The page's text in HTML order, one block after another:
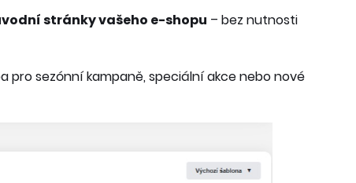
stránky vašeho e-shopu – bez nutnosti
sezónní kampaně, speciální akce nebo nové